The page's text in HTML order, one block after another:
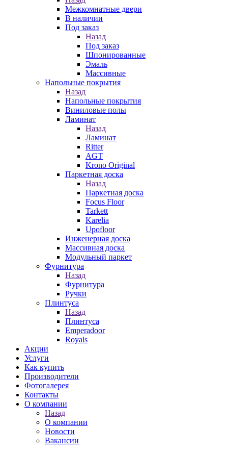
Межкомнатные двери
В наличии
Под заказ
Назад
Под заказ
Шпонированные
Эмаль
Массивные
Напольные покрытия
Назад
Напольные покрытия
Виниловые полы
Ламинат
Назад
Ламинат
Ritter
AGT
Krono Original
Паркетная доска
Назад
Паркетная доска
Focus Floor
Tarkett
Karelia
Upofloor
Инженерная доска
Массивная доска
Модульный паркет
Фурнитура
Назад
Фурнитура
Ручки
Плинтуса
Назад
Плинтуса
Emperadoor
Royals
Акции
Услуги
Как купить
Производители
Фотогалерея
Контакты
О компании
Назад
О компании
Новости
Вакансии